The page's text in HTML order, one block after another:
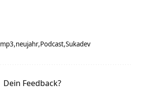
mp3 neujahr Podcast Sukadev
Dein Feedback?